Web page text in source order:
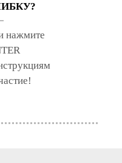
нажмите